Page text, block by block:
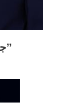
ˮجيشنا درع الوطنˮ